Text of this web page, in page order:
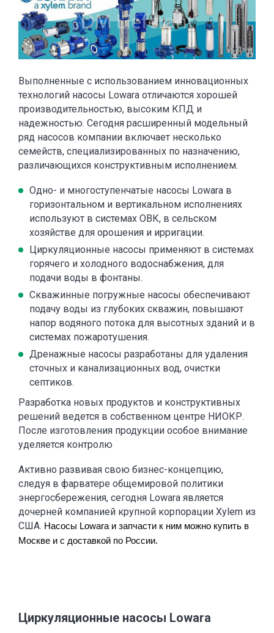
Выполненные с использованием инновационных
технологий насосы Lowara отличаются хорошей
производительностью, высоким КПД и
надежностью. Сегодня расширенный модельный
ряд насосов компании включает несколько
семейств, специализированных по назначению,
различающихся конструктивным исполнением.
Одно- и многоступенчатые насосы Lowara в
горизонтальном и вертикальном исполнениях
используют в системах ОВК, в сельском
хозяйстве для орошения и ирригации.
Циркуляционные насосы применяют в системах
горячего и холодного водоснабжения, для
подачи воды в фонтаны.
Скважинные погружные насосы обеспечивают
подачу воды из глубоких скважин, повышают
напор водяного потока для высотных зданий и в
системах пожаротушения.
Дренажные насосы разработаны для удаления
сточных и канализационных вод, очистки
септиков.
Разработка новых продуктов и конструктивных
решений ведется в собственном центре НИОКР.
После изготовления продукции особое внимание
уделяется контролю
Активно развивая свою бизнес-концепцию,
следуя в фарватере общемировой политики
энергосбережения, сегодня Lowara является
дочерней компанией крупной корпорации Xylem из
США. Насосы Lowara и запчасти к ним можно купить в
Москве и с доставкой по России.
Циркуляционные насосы Lowara